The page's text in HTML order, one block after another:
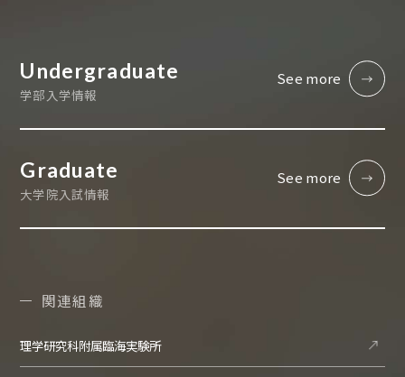
Undergraduate
学部入学情報
See more
Graduate
大学院入試情報
See more
関連組織
理学研究科附属臨海実験所